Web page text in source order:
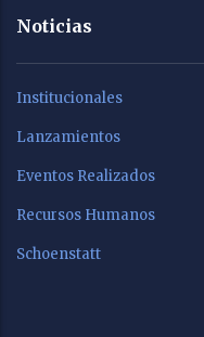
Noticias
Institucionales
Lanzamientos
Eventos Realizados
Recursos Humanos
Schoenstatt